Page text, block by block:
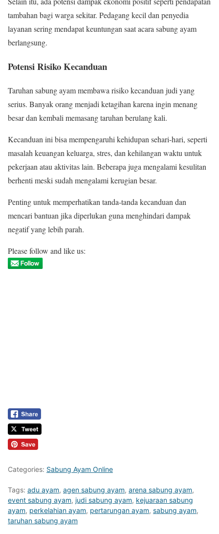
tambahan bagi warga sekitar. Pedagang kecil dan penyedia
layanan sering mendapat keuntungan saat acara sabung ayam
berlangsung.
Potensi Risiko Kecanduan
Taruhan sabung ayam membawa risiko kecanduan judi yang
serius. Banyak orang menjadi ketagihan karena ingin menang
besar dan kembali memasang taruhan berulang kali.
Kecanduan ini bisa mempengaruhi kehidupan sehari-hari, seperti
masalah keuangan keluarga, stres, dan kehilangan waktu untuk
pekerjaan atau aktivitas lain. Beberapa juga mengalami kesulitan
berhenti meski sudah mengalami kerugian besar.
Penting untuk memperhatikan tanda-tanda kecanduan dan
mencari bantuan jika diperlukan guna menghindari dampak
negatif yang lebih parah.
Please follow and like us:
Categories: Sabung Ayam Online
Tags: adu ayam, agen sabung ayam, arena sabung ayam,
event sabung ayam, judi sabung ayam, kejuaraan sabung
ayam, perkelahian ayam, pertarungan ayam, sabung ayam,
taruhan sabung ayam